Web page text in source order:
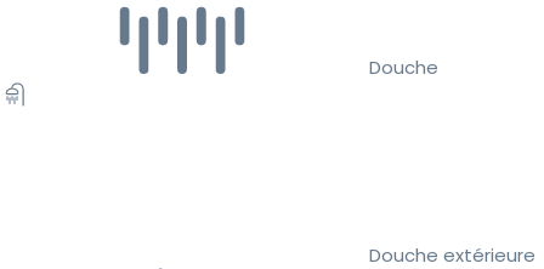
Douche
Douche extérieure